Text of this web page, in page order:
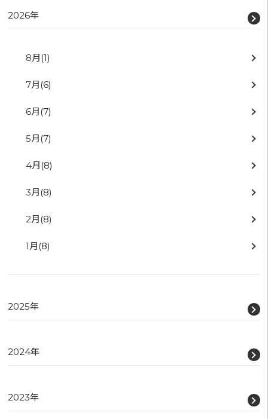
2026年
8月 (1)
7月 (6)
6月 (7)
5月 (7)
4月 (8)
3月 (8)
2月 (8)
1月 (8)
2025年
2024年
2023年